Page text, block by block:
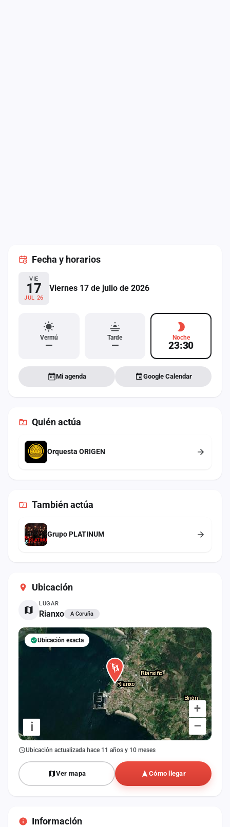
Ubicación
LUGAR
Rianxo A Coruña
+
–
i
Ubicación exacta
Ubicación actualizada hace 11 años y 10 meses
Ver mapa Cómo llegar
Información
Fecha y horarios
VIE
17
JUL 26
Viernes 17 de julio de 2026
Vermú
—
Tarde
—
Noche
23:30
Mi agenda Google Calendar
Quién actúa
Orquesta ORIGEN
Tambiénactúa
Grupo PLATINUM
Administración
Contacto